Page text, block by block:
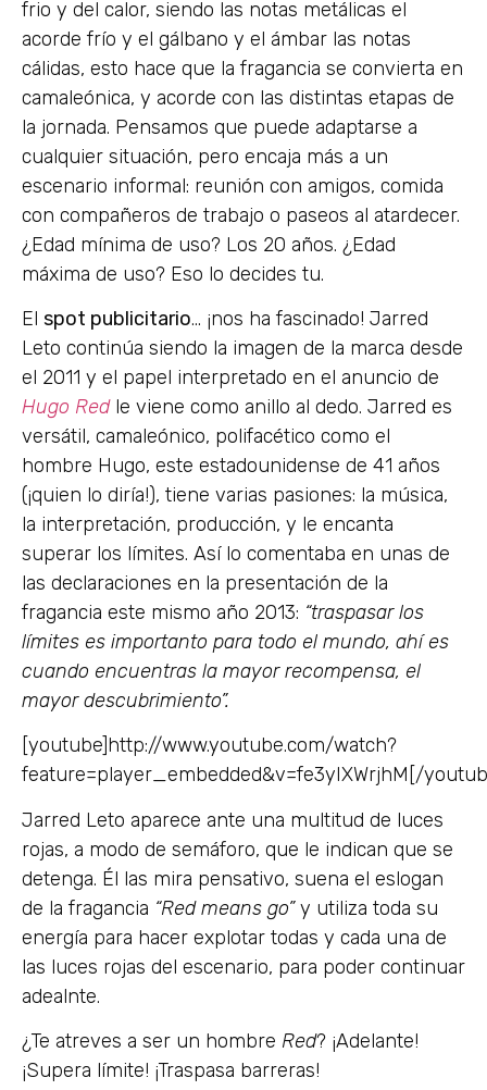
frio y del calor, siendo las notas metálicas el
acorde frío y el gálbano y el ámbar las notas
cálidas, esto hace que la fragancia se convierta en
camaleónica, y acorde con las distintas etapas de
la jornada. Pensamos que puede adaptarse a
cualquier situación, pero encaja más a un
escenario informal: reunión con amigos, comida
con compañeros de trabajo o paseos al atardecer.
¿Edad mínima de uso? Los 20 años. ¿Edad
máxima de uso? Eso lo decides tu.
El spot publicitario… ¡nos ha fascinado! Jarred
Leto continúa siendo la imagen de la marca desde
el 2011 y el papel interpretado en el anuncio de
Hugo Redle viene como anillo al dedo. Jarred es
versátil, camaleónico, polifacético como el
hombre Hugo, este estadounidense de 41 años
(¡quien lo diría!), tiene varias pasiones: la música,
la interpretación, producción, y le encanta
superar los límites. Así lo comentaba en unas de
las declaraciones en la presentación de la
fragancia este mismo año 2013: “traspasar los
límites es importanto para todo el mundo, ahí es
cuando encuentras la mayor recompensa, el
mayor descubrimiento”.
[youtube]http://www.youtube.com/watch?
feature=player_embedded&v=fe3yIXWrjhM[/
Jarred Leto aparece ante una multitud de luces
rojas, a modo de semáforo, que le indican que se
detenga. Él las mira pensativo, suena el eslogan
de la fragancia “Red means go”y utiliza toda su
energía para hacer explotar todas y cada una de
las luces rojas del escenario, para poder continuar
adealnte.
¿Te atreves a ser un hombre Red? ¡Adelante!
¡Supera límite! ¡Traspasa barreras!